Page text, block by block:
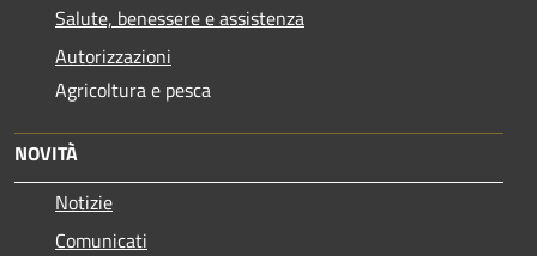
Salute, benessere e assistenza
Autorizzazioni
Agricoltura e pesca
NOVITÀ
Notizie
Comunicati